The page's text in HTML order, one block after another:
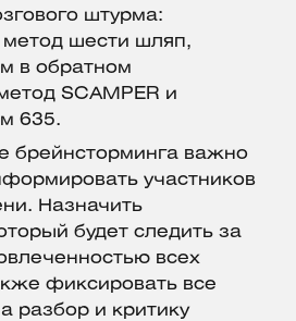
штурма:
метод шести шляп,
в обратном
SCAMPER и
635.
брейнсторминга важно
участников
Назначить
будет следить за
всех
фиксировать все
разбор и критику